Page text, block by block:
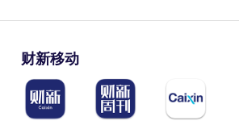
财新移动